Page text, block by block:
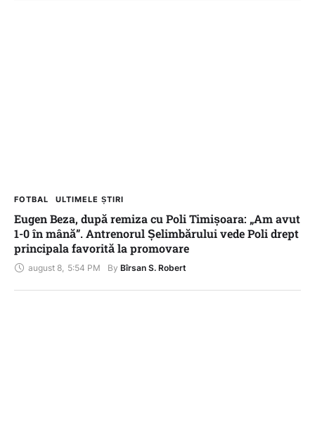
FOTBAL ULTIMELE ȘTIRI
Eugen Beza, după remiza cu Poli Timișoara: „Am avut
1-0 în mână”. Antrenorul Șelimbărului vede Poli drept
principala favorită la promovare
august 8 5:54 PM By Bîrsan S. Robert